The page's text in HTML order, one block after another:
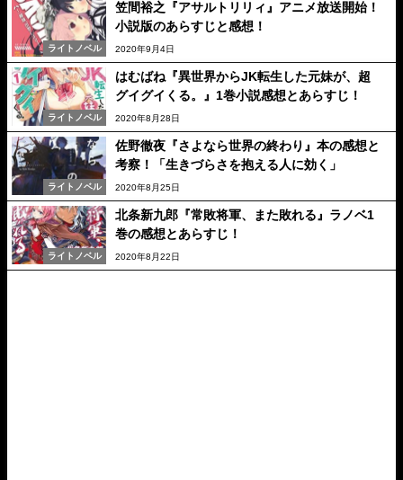
ライトノベル
笠間裕之『アサルトリリィ』アニメ放送開始！
小説版のあらすじと感想！
2020年9月4日
ライトノベル
はむばね『異世界からJK転生した元妹が、超
グイグイくる。』1巻小説感想とあらすじ！
2020年8月28日
ライトノベル
佐野徹夜『さよなら世界の終わり』本の感想と
考察！「生きづらさを抱える人に効く」
2020年8月25日
ライトノベル
北条新九郎『常敗将軍、また敗れる』ラノベ1
巻の感想とあらすじ！
2020年8月22日